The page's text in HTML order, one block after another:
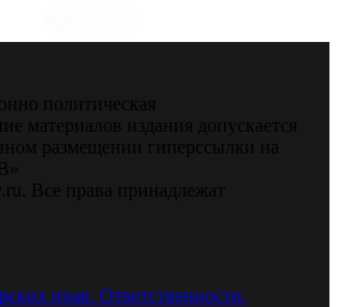
политическая
материалов издания допускается
размещении гиперссылки на
Все права принадлежат
прав. Ответственности.